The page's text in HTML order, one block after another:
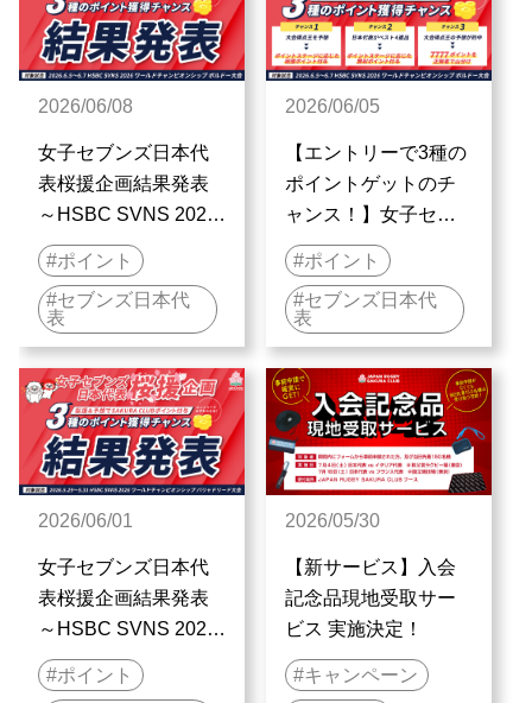
2026/06/08
女子セブンズ日本代
表桜援企画結果発表
～HSBC SVNS 2026
ワールドチャンピオ
ンシップ ボルドー大
会～
ポイント
セブンズ日本代
表
2026/06/05
【エントリーで3種の
ポイントゲットのチ
ャンス！】女子セブ
ンズ日本代表桜援企
画実施のお知らせ～
HSBC SVNS 2026 ワ
ールドチャンピオン
シップ ボルドー大会
～
ポイント
セブンズ日本代
表
2026/06/01
女子セブンズ日本代
表桜援企画結果発表
～HSBC SVNS 2026
ワールドチャンピオ
ンシップ バリャドリ
ポイント
2026/05/30
【新サービス】入会
記念品現地受取サー
ビス 実施決定！
キャンペーン